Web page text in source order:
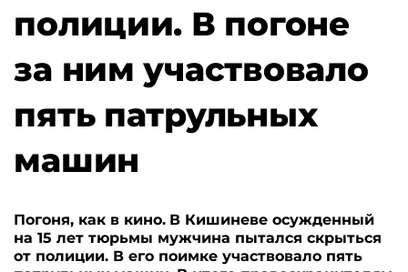
полиции. В погоне
за ним участвовало
пять патрульных
машин
Погоня, как в кино. В Кишиневе осужденный
на 15 лет тюрьмы мужчина пытался скрыться
от полиции. В его поимке участвовало пять